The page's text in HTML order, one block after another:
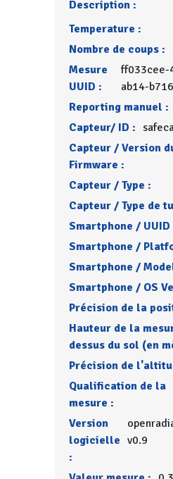
Description :
Temperature :
Nombre de coups :
Mesure
UUID :
ff033cee-
ab14-
Reporting manuel :
Capteur/ ID :
Capteur / Version
Firmware :
Capteur / Type :
Capteur / Type de
Smartphone / UUID
Smartphone /
Smartphone /
Smartphone / OS
Précision de la
Hauteur de la
dessus du sol (en
Précision de
Qualification de la
mesure :
Version
logicielle
:
v0.9